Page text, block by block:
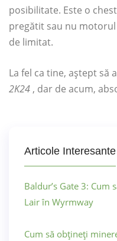
posibilitate. Este o
pregătit sau nu
de limitat.
La fel ca tine, aștept
2K24 , dar de acum,
Articole Interesante
Baldur’s Gate 3: Cum
Lair în Wyrmway
Cum să obțineți